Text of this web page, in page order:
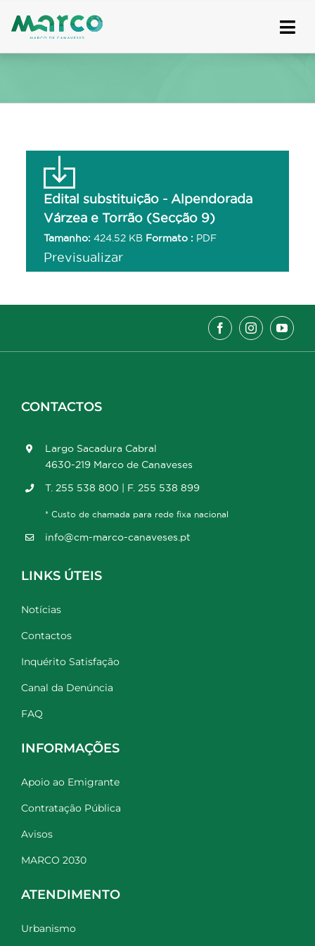
to
Edital substituição - Alpendorada
Várzea e Torrão (Secção 9)
Tamanho: 424.52 KB Formato : PDF
Previsualizar
CONTACTOS
Largo Sacadura Cabral
4630-219 Marco de Canaveses
T. 255 538 800 | F. 255 538 899
* Custo de chamada para rede fixa nacional
info@cm-marco-canaveses.pt
LINKS ÚTEIS
Notícias
Contactos
Inquérito Satisfação
Canal da Denúncia
FAQ
INFORMAÇÕES
Apoio ao Emigrante
Contratação Pública
Avisos
MARCO 2030
ATENDIMENTO
Urbanismo